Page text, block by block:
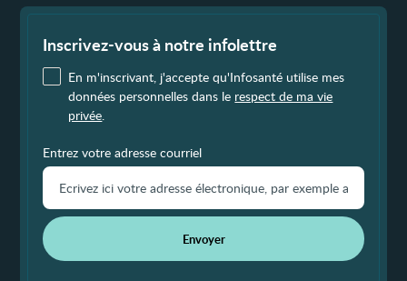
Inscrivez-vous à notre infolettre
En m'inscrivant, j'accepte qu'Infosanté utilise mes
données personnelles dans le respect de ma vie
privée.
Entrez votre adresse courriel
Envoyer